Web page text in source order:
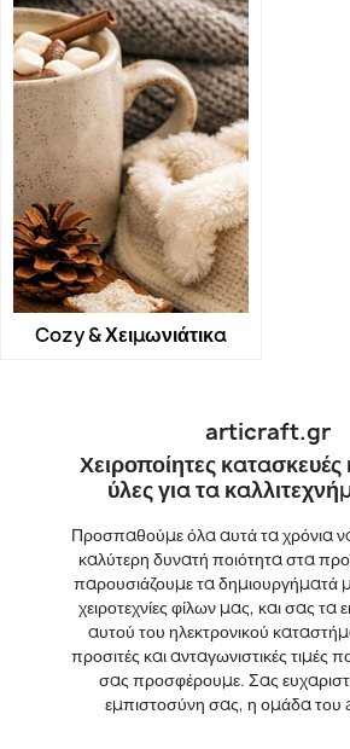
Cozy & Χειμωνιάτικα
articraft.gr
Χειροποίητες
ύλες για τα
Προσπαθούμε όλα αυτά τα χρόνια
καλύτερη δυνατή ποιότητα στα
παρουσιάζουμε τα δημιουργήματά
χειροτεχνίες φίλων μας, και σας τα
αυτού του ηλεκτρονικού
προσιτές και ανταγωνιστικές
σας προσφέρουμε. Σας
εμπιστοσύνη σας, η ομάδα